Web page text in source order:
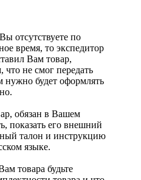
отсутствуете по
время, то экспедитор
Вам товар,
что не смог передать
нужно будет оформлять
обязан в Вашем
показать его внешний
талон и инструкцию
языке.
товара будьте